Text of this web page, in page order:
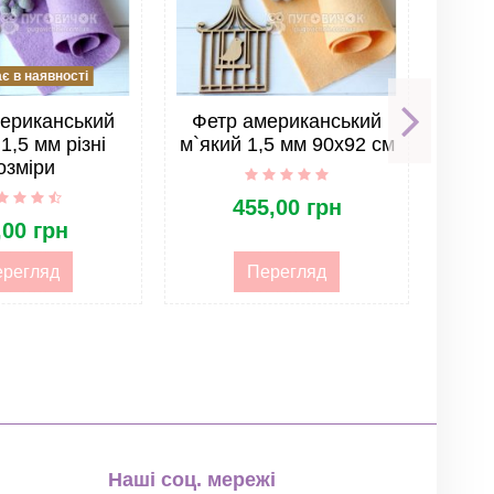
в наявності
мм різні
грн
Фетр американський
м`який 1,5 мм 90х92 см
455,00 грн
Перегляд
Наші соц. мережі